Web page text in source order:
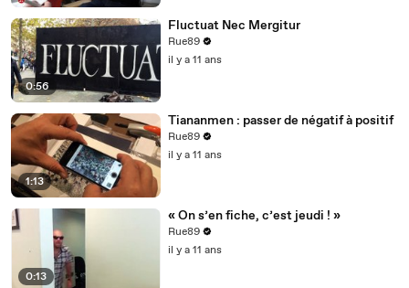
0:56
Fluctuat Nec Mergitur
Rue89
il y a 11 ans
1:13
Tiananmen : passer de négatif à positif
Rue89
il y a 11 ans
0:13
« On s’en fiche, c’est jeudi ! »
Rue89
il y a 11 ans